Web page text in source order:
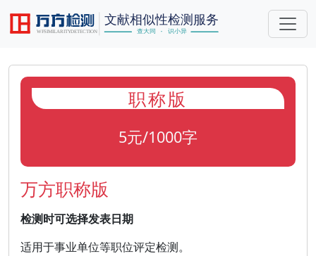
职称版
5元/1000字
万方职称版
检测时可选择发表日期
适用于事业单位等职位评定检测。